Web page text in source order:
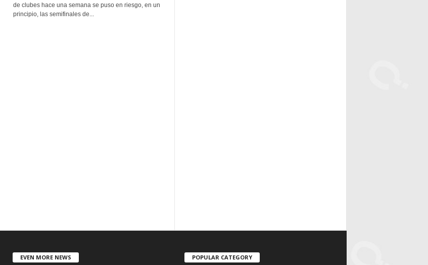
de clubes hace una semana se puso en riesgo, en un
principio, las semifinales de...
EVEN MORE NEWS POPULAR CATEGORY